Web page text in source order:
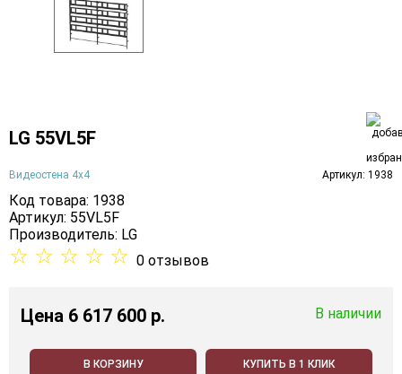
LG 55VL5F
Видеостена 4х4 Артикул: 1938
Код товара: 1938
Артикул: 55VL5F
Производитель: LG
☆ ☆ ☆ ☆ ☆ 0 отзывов
Цена 6 617 600 p. В наличии
В КОРЗИНУ КУПИТЬ В 1 КЛИК